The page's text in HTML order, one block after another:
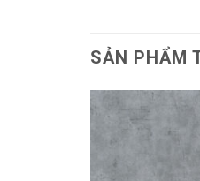
SẢN PHẨM